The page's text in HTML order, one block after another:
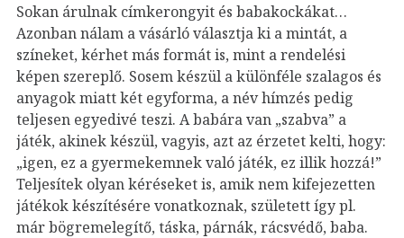
Sokan árulnak címkerongyit és babakockákat…
Azonban nálam a vásárló választja ki a mintát, a
színeket, kérhet más formát is, mint a rendelési
képen szereplő. Sosem készül a különféle szalagos és
anyagok miatt két egyforma, a név hímzés pedig
teljesen egyedivé teszi. A babára van „szabva” a
játék, akinek készül, vagyis, azt az érzetet kelti, hogy:
„igen, ez a gyermekemnek való játék, ez illik hozzá!”
Teljesítek olyan kéréseket is, amik nem kifejezetten
játékok készítésére vonatkoznak, született így pl.
már bögremelegítő, táska, párnák, rácsvédő, baba.